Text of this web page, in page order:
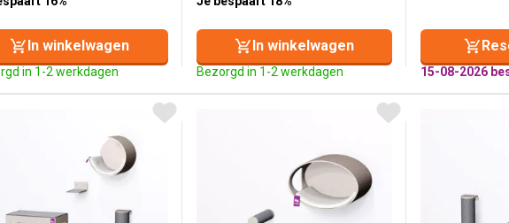
in 1-2 werkdagen
In winkelwagen
Bezorgd in 1-2 werkdagen
In winkelwagen
15-08-2026